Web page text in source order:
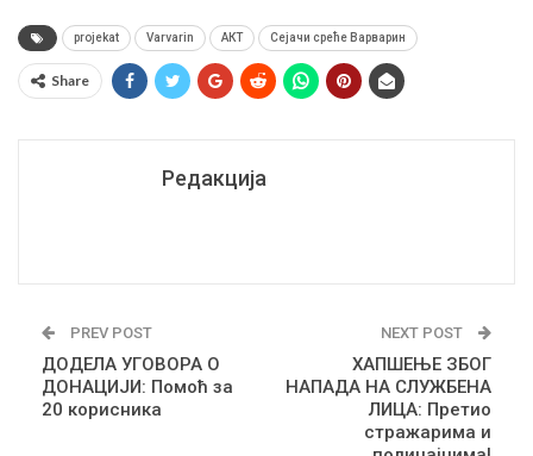
projekat Varvarin АКТ Сејачи среће Варварин
Share
Редакција
PREV POST
ДОДЕЛА УГОВОРА О
ДОНАЦИЈИ: Помоћ за
20 корисника
NEXT POST
ХАПШЕЊЕ ЗБОГ
НАПАДА НА СЛУЖБЕНА
ЛИЦА: Претио
стражарима и